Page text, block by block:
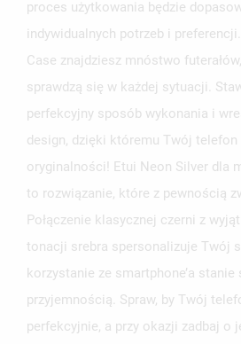
proces użytkowania będzie
indywidualnych potrzeb i
Case znajdziesz mnóstwo
sprawdzą się w każdej sytuacji.
perfekcyjny sposób wykonania i
design, dzięki któremu Twój telefon
oryginalności! Etui Neon Silver dla
to rozwiązanie, które z pewnością
Połączenie klasycznej czerni z
tonacji srebra spersonalizuje Twój
korzystanie ze smartphone’a
przyjemnością. Spraw, by Twój
perfekcyjnie, a przy okazji zadbaj o